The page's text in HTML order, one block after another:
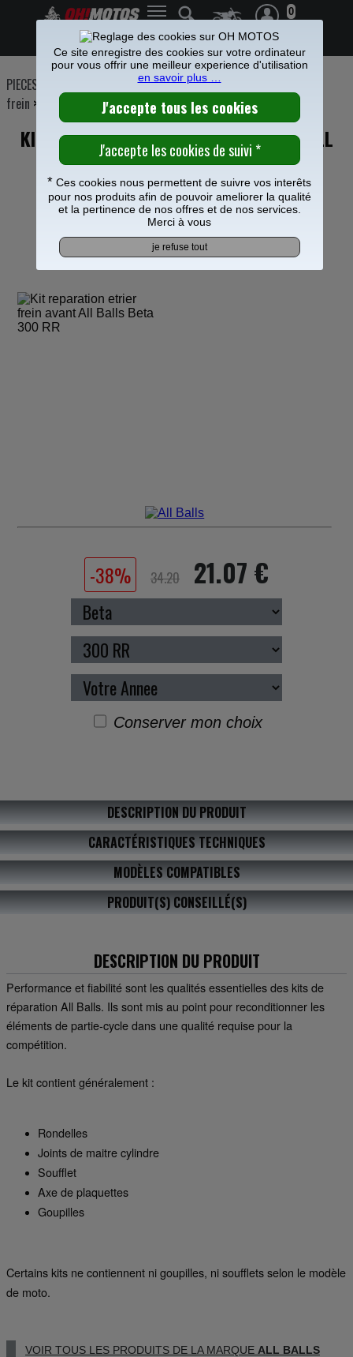
0
Frais de port offerts à partir de 49€
PIECES MOTO Etrier Maitre cylindre frein
frein >
KIT REPARATION ETRIER FREIN AVANT ALL
BALLS POUR BETA 300 RR
-38% 34.20 21.07 €
Conserver mon choix
DESCRIPTION DU PRODUIT
CARACTÉRISTIQUES TECHNIQUES
MODÈLES COMPATIBLES
PRODUIT(S) CONSEILLÉ(S)
DESCRIPTION DU PRODUIT
Performance et fiabilité sont les qualités essentielles des kits de
réparation All Balls. Ils sont mis au point pour reconditionner les
éléments de partie-cycle dans une qualité requise pour la
compétition.
Le kit contient généralement :
Rondelles
Joints de maitre cylindre
Soufflet
Axe de plaquettes
Goupilles
Certains kits ne contiennent ni goupilles, ni soufflets selon le modèle
de moto.
VOIR TOUS LES PRODUITS DE LA MARQUE ALL BALLS
Ce site enregistre des cookies sur votre ordinateur
pour vous offrir une meilleur experience d'utilisation
en savoir plus …
* Ces cookies nous permettent de suivre vos interêts
pour nos produits afin de pouvoir ameliorer la qualité
et la pertinence de nos offres et de nos services.
Merci à vous